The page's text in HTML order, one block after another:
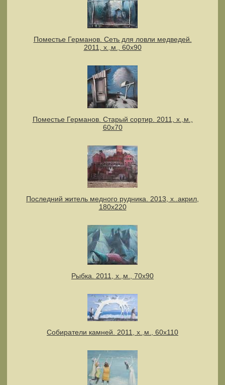
Поместье Германов. Сеть для ловли медведей.
2011, х.,м., 60х90
Поместье Германов. Старый сортир. 2011, х.,м.,
60х70
Последний житель медного рудника. 2013, х..акрил,
180х220
Рыбка. 2011, х.,м., 70х90
Собиратели камней. 2011, х.,м., 60х110